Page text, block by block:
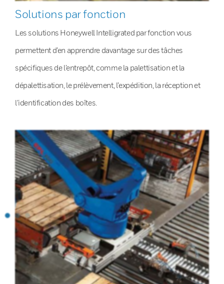
Solutions par fonction
Les solutions Honeywell Intelligrated par fonction vous
permettent d’en apprendre davantage sur des tâches
spécifiques de l’entrepôt, comme la palettisation et la
dépalettisation, le prélèvement, l’expédition, la réception et
l’identification des boîtes.